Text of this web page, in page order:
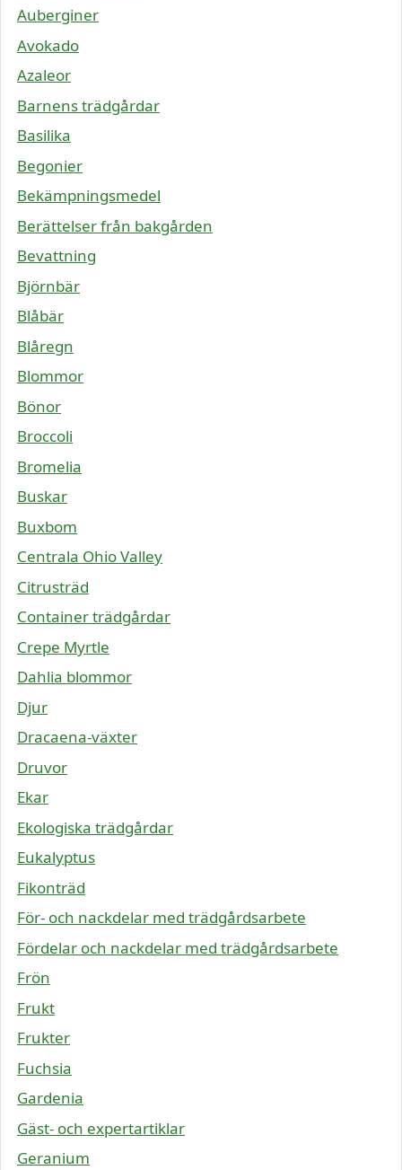
Auberginer
Avokado
Azaleor
Barnens trädgårdar
Basilika
Begonier
Bekämpningsmedel
Berättelser från bakgården
Bevattning
Björnbär
Blåbär
Blåregn
Blommor
Bönor
Broccoli
Bromelia
Buskar
Buxbom
Centrala Ohio Valley
Citrusträd
Container trädgårdar
Crepe Myrtle
Dahlia blommor
Djur
Dracaena-växter
Druvor
Ekar
Ekologiska trädgårdar
Eukalyptus
Fikonträd
För- och nackdelar med trädgårdsarbete
Fördelar och nackdelar med trädgårdsarbete
Frön
Frukt
Frukter
Fuchsia
Gardenia
Gäst- och expertartiklar
Geranium